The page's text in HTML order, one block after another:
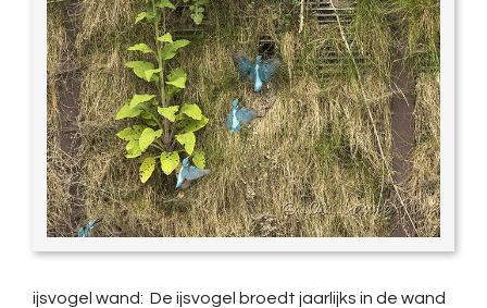
ijsvogel wand: De ijsvogel broedt jaarlijks in de wand